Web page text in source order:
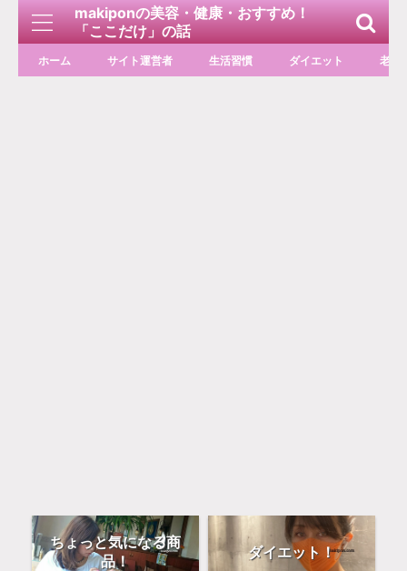
makiponの美容・健康・おすすめ！
「ここだけ」の話
ホーム サイト運営者 生活習慣 ダイエット 老化
ちょっと気になる商
品！
ダイエット！